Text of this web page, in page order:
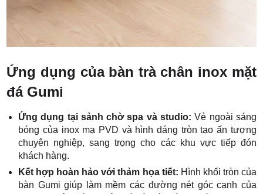
Ứng dụng của bàn trà chân inox mặt
đá Gumi
Ứng dụng tại sảnh chờ spa và studio: Vẻ ngoài sáng
bóng của inox mạ PVD và hình dáng tròn tạo ấn tượng
chuyên nghiệp, sang trọng cho các khu vực tiếp đón
khách hàng.
Kết hợp hoàn hảo với thảm họa tiết: Hình khối tròn của
bàn Gumi giúp làm mềm các đường nét góc cạnh của